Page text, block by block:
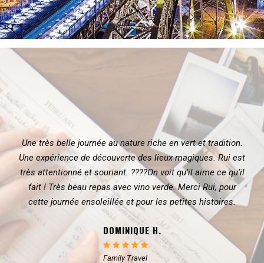
Une très belle journée au nature riche en vert et tradition.
Une expérience de découverte des lieux magiques. Rui est
très attentionné et souriant. ????On voit qu’il aime ce qu’il
fait ! Très beau repas avec vino verde. Merci Rui, pour
cette journée ensoleillée et pour les petites histoires.
DOMINIQUE H.
Family Travel